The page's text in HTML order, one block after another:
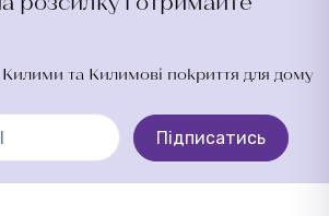
та Килимові покриття для дому
Підписатись